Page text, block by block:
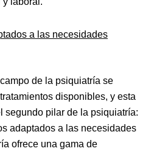
a las necesidades
de la psiquiatría se
disponibles, y esta
segundo pilar de la psiquiatría:
adaptados a las necesidades
ofrece una gama de